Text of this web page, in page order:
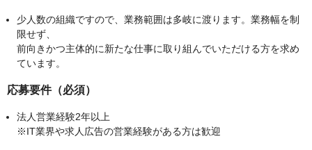
少人数の組織ですので、業務範囲は多岐に渡ります。業務幅を制
限せず、
前向きかつ主体的に新たな仕事に取り組んでいただける方を求め
ています。
応募要件（必須）
法人営業経験2年以上
※IT業界や求人広告の営業経験がある方は歓迎